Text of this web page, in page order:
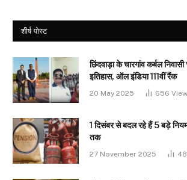
शीर्ष पोस्ट
छिंदवाड़ा के चारगांव कर्बल
इतिहास, ऑल इंडिया 111वीं रैंक
20 May 2025 656
1 दिसंबर से बदल रहे हैं 5 बड़े
तक
27 November 2025